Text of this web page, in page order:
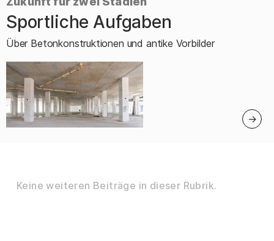
–
Sportliche Aufgaben
Über Betonkonstruktionen und antike Vorbilder
Keine weiteren Beiträge in dieser Rubrik.